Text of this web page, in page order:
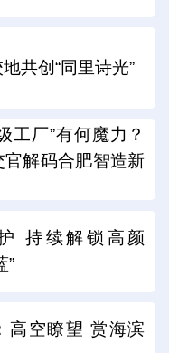
共创“同里诗光”
工厂”有何魔力？
官解码合肥智造新
持续解锁高颜
”
高空瞭望 赏海滨